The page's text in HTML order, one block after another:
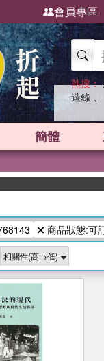
會員專區
熱搜：
遊錄 、
簡體
商品狀態:可